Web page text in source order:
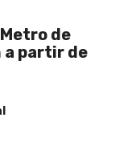
de
a partir de